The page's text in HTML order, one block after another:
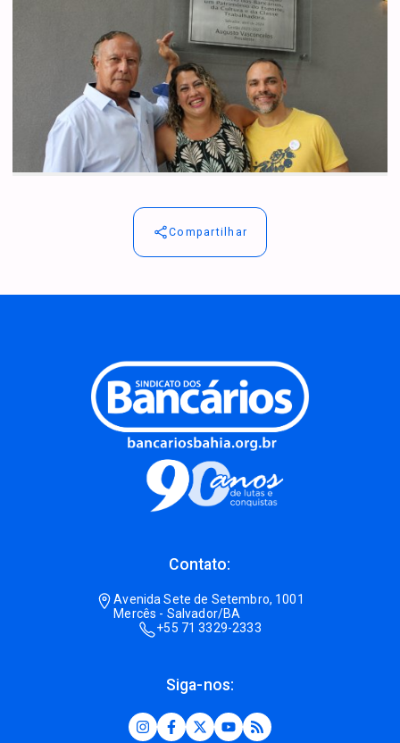
Compartilhar
Contato:
Avenida Sete de Setembro, 1001
Mercês - Salvador/BA
+55 71 3329-2333
Siga-nos: